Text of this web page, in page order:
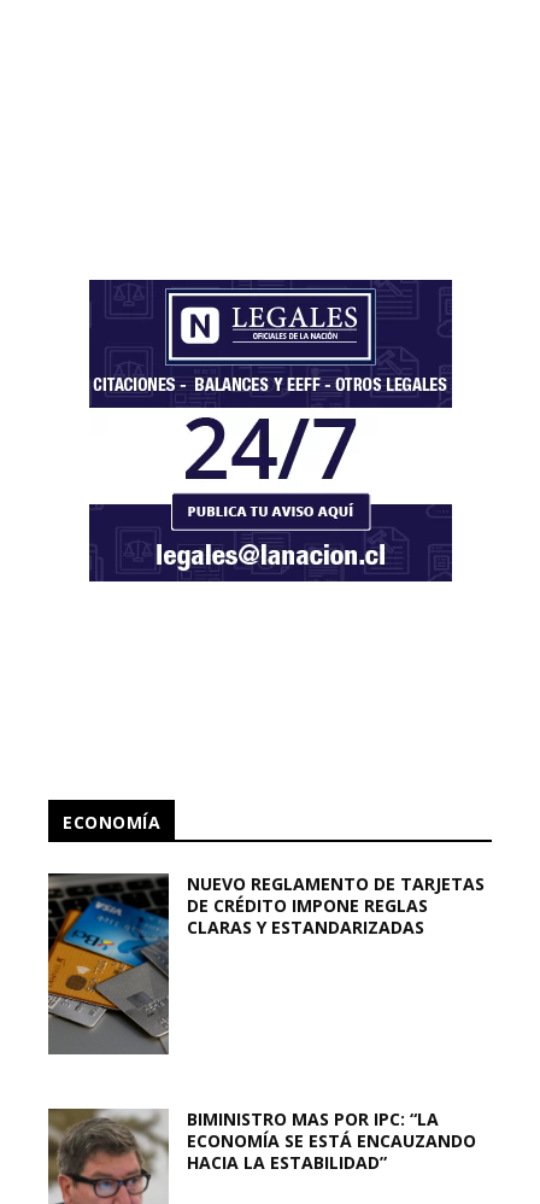
ECONOMÍA
NUEVO REGLAMENTO DE TARJETAS
DE CRÉDITO IMPONE REGLAS
CLARAS Y ESTANDARIZADAS
BIMINISTRO MAS POR IPC: “LA
ECONOMÍA SE ESTÁ ENCAUZANDO
HACIA LA ESTABILIDAD”